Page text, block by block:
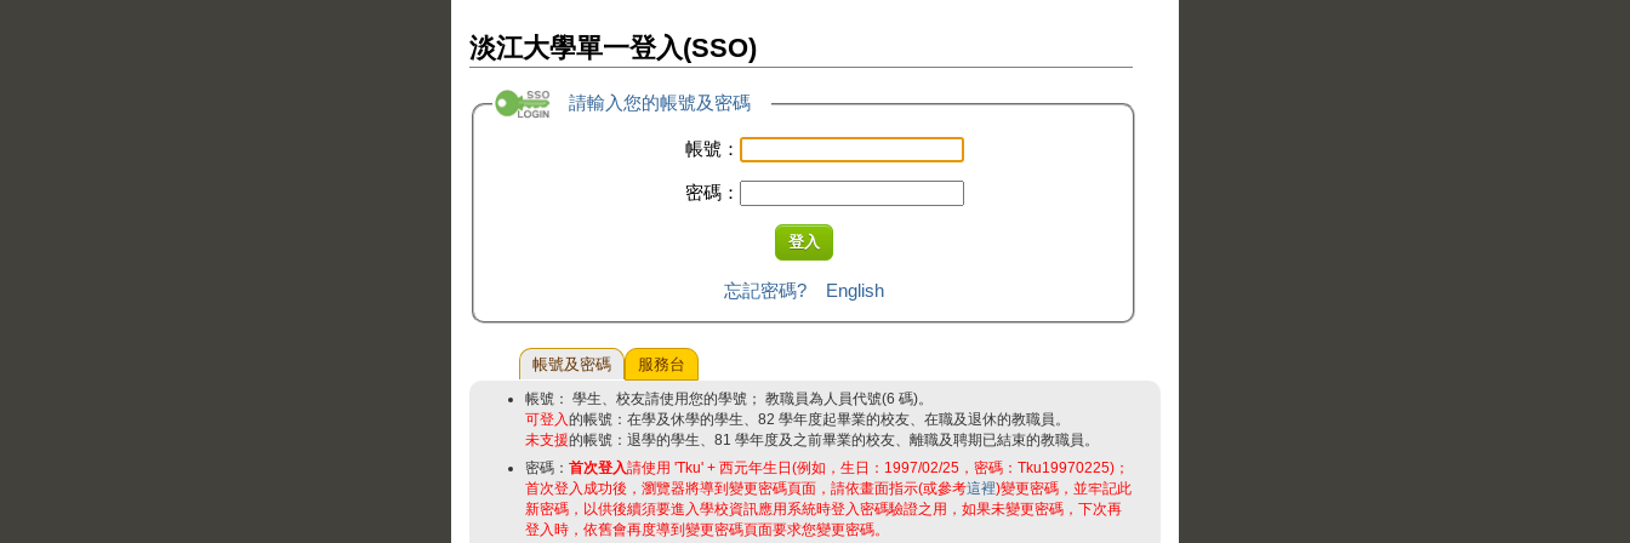
淡江大學單一登入(SSO)
請輸入您的帳號及密碼
帳號：
密碼：
忘記密碼? English
帳號及密碼 服務台
帳號： 學生、校友請使用您的學號； 教職員為人員代號(6 碼)。
可登入 的帳號：在學及休學的學生、82 學年度起畢業的校友、在職及退休的教職員。
未支援的帳號：退學的學生、81 學年度及之前畢業的校友、離職及聘期已結束的教職員。
密碼： 首次登入 請使用 'Tku' + 西元年生日(例如，生日：1997/02/25，密碼：Tku19970225)；
首次登入成功後，瀏覽器將導到變更密碼頁面，請依畫面指示(或參考這裡)變更密碼，並牢記此
新密碼，以供後續須要進入學校資訊應用系統時登入密碼驗證之用，如果未變更密碼，下次再
登入時，依舊會再度導到變更密碼頁面要求您變更密碼。